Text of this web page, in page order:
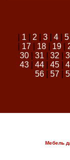
1 2 3| 4| 5|
17| 18| 19|
30| 31 32
43| 44| 45|
56| 57|
Мебель